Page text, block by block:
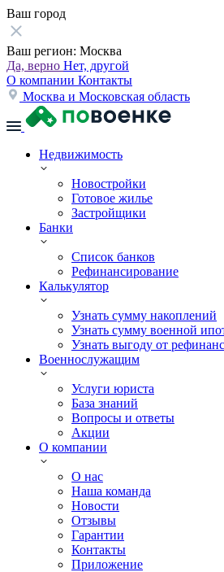
Ваш город
Ваш регион: Москва
Да, верно Нет, другой
О компании Контакты
Москва и Московская область
Недвижимость
Новостройки
Готовое жилье
Застройщики
Банки
Список банков
Рефинансирование
Калькулятор
Узнать сумму накоплений
Узнать сумму военной
Узнать выгоду от
Военнослужащим
Услуги юриста
База знаний
Вопросы и ответы
Акции
О компании
О нас
Наша команда
Новости
Отзывы
Гарантии
Контакты
Приложение